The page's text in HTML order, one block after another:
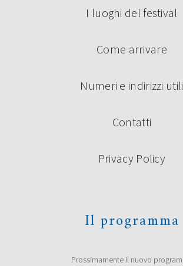
I luoghi del festival
Come arrivare
Numeri e indirizzi utili
Contatti
Privacy Policy
Il programma
Prossimamente il nuovo